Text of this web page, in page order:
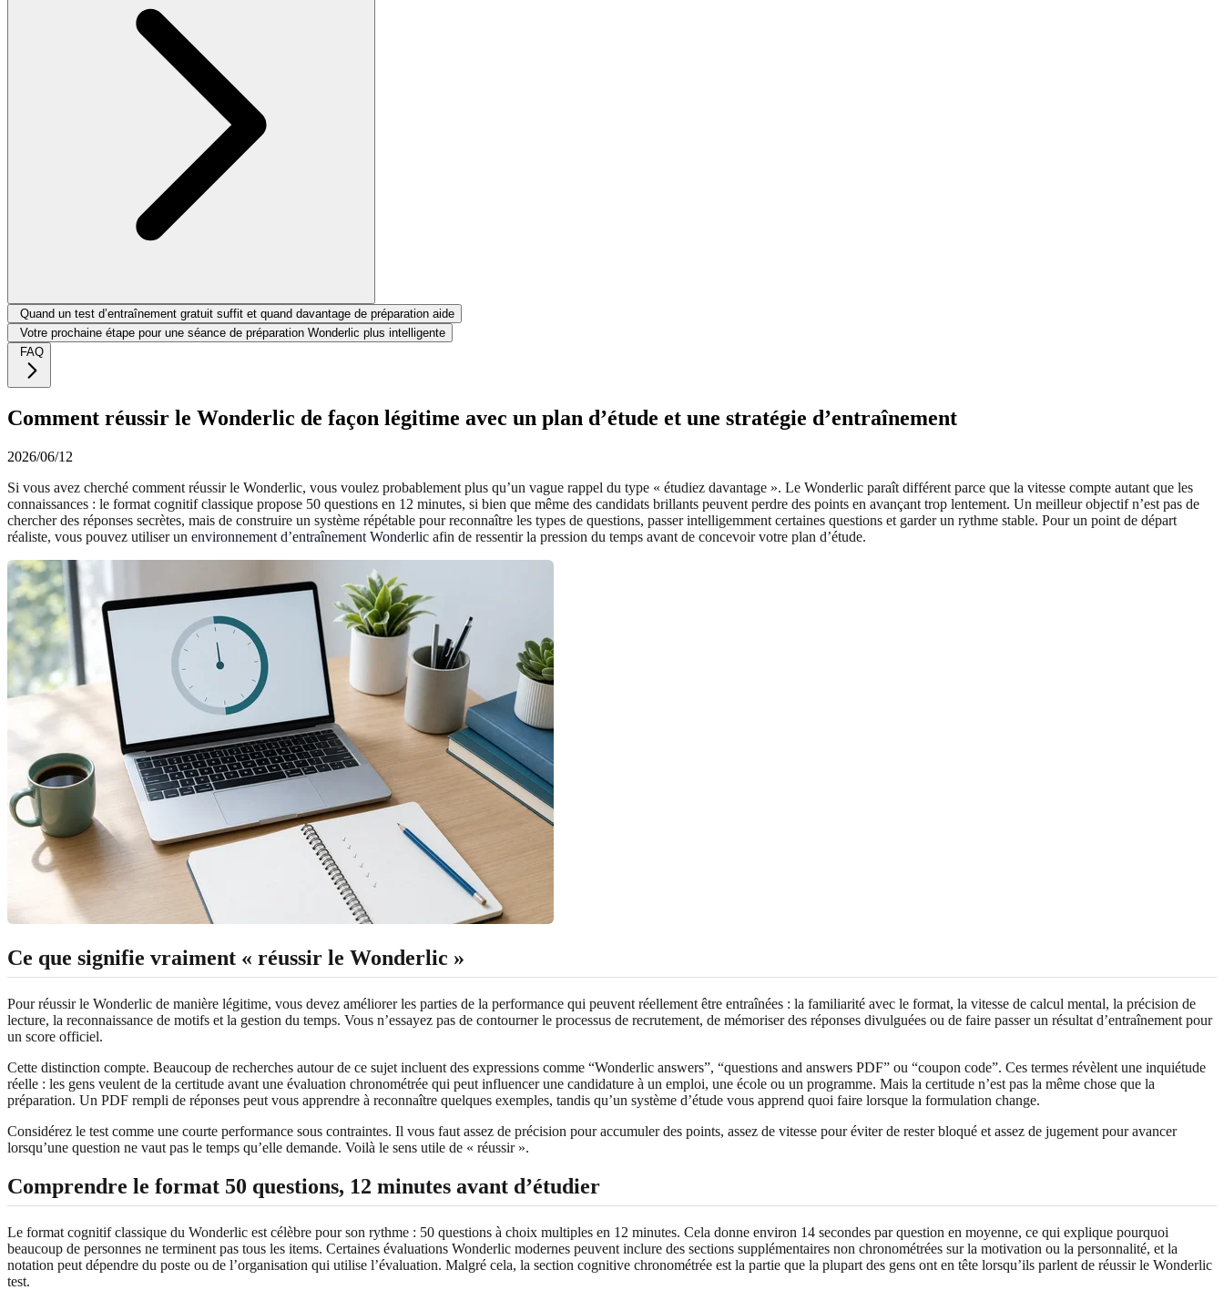
Quand un test d’entraînement gratuit suffit et quand davantage de préparation aide
Votre prochaine étape pour une séance de préparation Wonderlic plus intelligente
FAQ
Comment réussir le Wonderlic de façon légitime avec un plan d’étude et une stratégie d’entraînement
2026/06/12
Si vous avez cherché comment réussir le Wonderlic, vous voulez probablement plus qu’un vague rappel du type « étudiez davantage ». Le Wonderlic paraît différent parce que la vitesse compte autant que les
connaissances : le format cognitif classique propose 50 questions en 12 minutes, si bien que même des candidats brillants peuvent perdre des points en avançant trop lentement. Un meilleur objectif n’est pas de
chercher des réponses secrètes, mais de construire un système répétable pour reconnaître les types de questions, passer intelligemment certaines questions et garder un rythme stable. Pour un point de départ
réaliste, vous pouvez utiliser un environnement d’entraînement Wonderlic afin de ressentir la pression du temps avant de concevoir votre plan d’étude.
Ce que signifie vraiment « réussir le Wonderlic »
Pour réussir le Wonderlic de manière légitime, vous devez améliorer les parties de la performance qui peuvent réellement être entraînées : la familiarité avec le format, la vitesse de calcul mental, la précision de
lecture, la reconnaissance de motifs et la gestion du temps. Vous n’essayez pas de contourner le processus de recrutement, de mémoriser des réponses divulguées ou de faire passer un résultat d’entraînement pour
un score officiel.
Cette distinction compte. Beaucoup de recherches autour de ce sujet incluent des expressions comme “Wonderlic answers”, “questions and answers PDF” ou “coupon code”. Ces termes révèlent une inquiétude
réelle : les gens veulent de la certitude avant une évaluation chronométrée qui peut influencer une candidature à un emploi, une école ou un programme. Mais la certitude n’est pas la même chose que la
préparation. Un PDF rempli de réponses peut vous apprendre à reconnaître quelques exemples, tandis qu’un système d’étude vous apprend quoi faire lorsque la formulation change.
Considérez le test comme une courte performance sous contraintes. Il vous faut assez de précision pour accumuler des points, assez de vitesse pour éviter de rester bloqué et assez de jugement pour avancer
lorsqu’une question ne vaut pas le temps qu’elle demande. Voilà le sens utile de « réussir ».
Comprendre le format 50 questions, 12 minutes avant d’étudier
Le format cognitif classique du Wonderlic est célèbre pour son rythme : 50 questions à choix multiples en 12 minutes. Cela donne environ 14 secondes par question en moyenne, ce qui explique pourquoi
beaucoup de personnes ne terminent pas tous les items. Certaines évaluations Wonderlic modernes peuvent inclure des sections supplémentaires non chronométrées sur la motivation ou la personnalité, et la
notation peut dépendre du poste ou de l’organisation qui utilise l’évaluation. Malgré cela, la section cognitive chronométrée est la partie que la plupart des gens ont en tête lorsqu’ils parlent de réussir le Wonderlic
test.